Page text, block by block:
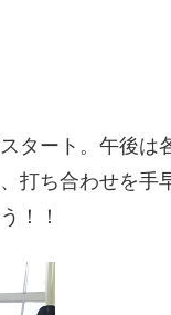
タート。午後は
打ち合わせを手
！！